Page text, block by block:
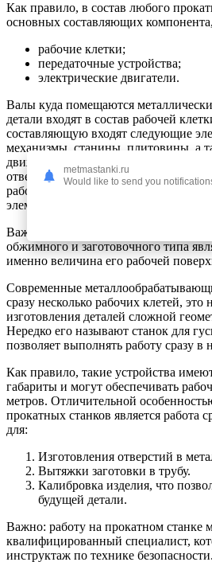
Как правило, в состав любого
основных составляющих
рабочие клетки;
передаточные устройства;
электрические двигатели.
Валы куда помещаются
детали входят в состав рабочей
составляющую входят следующие
механизмы, станины, плитовины, а
движение всех составляющих
отвечают мощные электродвигатели.
рабочими элементами при помощи
элементов и шпинделей.
Важно: основной составляющей
обжимного и заготовочного типа
именно величина его рабочей
Современные
сразу несколько рабочих клетей, это
изготовления деталей сложной
Нередко его называют станок для
позволяет выполнять работу сразу в
Как правило, такие устройства
габариты и могут обеспечивать
метров. Отличительной
прокатных станков является работа
для:
Изготовления отверстий в
Вытяжки заготовки в трубу.
Калибровка изделия, что
будущей детали.
Важно: работу на прокатном станке
квалифицированный специалист,
инструктаж по технике безопасности.
metmastanki.ru
Would like to send you